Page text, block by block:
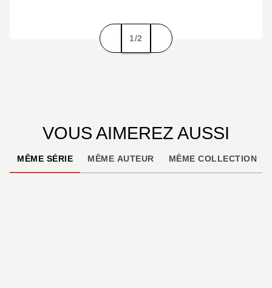
1/2
VOUS AIMEREZ AUSSI
MÊME SÉRIE MÊME AUTEUR MÊME COLLECTION